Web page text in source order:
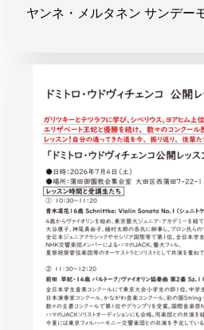
ヤンネ・メルタネン サンデー